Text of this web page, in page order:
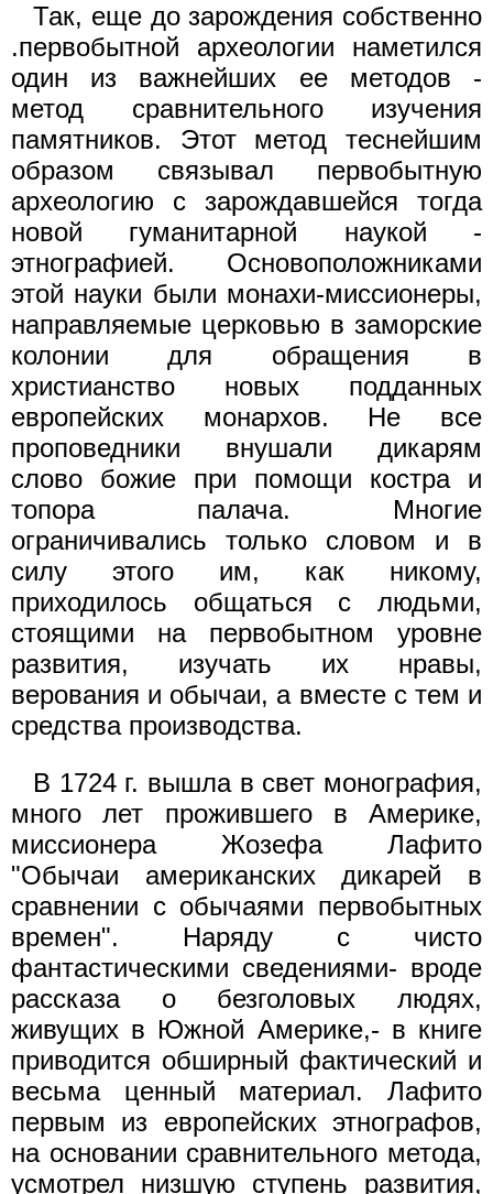
Так, еще до зарождения собственно
.первобытной археологии наметился
один из важнейших ее методов -
метод сравнительного изучения
памятников. Этот метод теснейшим
образом связывал первобытную
археологию с зарождавшейся тогда
новой гуманитарной наукой -
этнографией. Основоположниками
этой науки были монахи-миссионеры,
направляемые церковью в заморские
колонии для обращения в
христианство новых подданных
европейских монархов. Не все
проповедники внушали дикарям
слово божие при помощи костра и
топора палача. Многие
ограничивались только словом и в
силу этого им, как никому,
приходилось общаться с людьми,
стоящими на первобытном уровне
развития, изучать их нравы,
верования и обычаи, а вместе с тем и
средства производства.
В 1724 г. вышла в свет монография,
много лет прожившего в Америке,
миссионера Жозефа Лафито
"Обычаи американских дикарей в
сравнении с обычаями первобытных
времен". Наряду с чисто
фантастическими сведениями- вроде
рассказа о безголовых людях,
живущих в Южной Америке,- в книге
приводится обширный фактический и
весьма ценный материал. Лафито
первым из европейских этнографов,
на основании сравнительного метода,
усмотрел низшую ступень развития,